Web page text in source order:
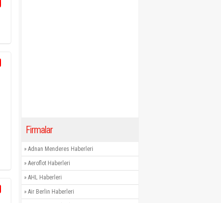
Firmalar
» Adnan Menderes Haberleri
» Aeroflot Haberleri
» AHL Haberleri
» Air Berlin Haberleri